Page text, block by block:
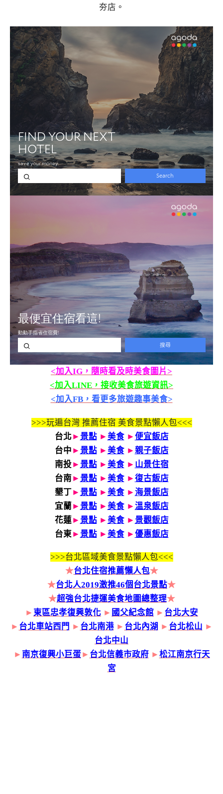
<加入IG，隨時看及時美食圖片>
<加入LINE，接收美食旅遊資訊>
<加入FB，看更多旅遊趣事美食>
>>>玩遍台灣 推薦住宿 美食景點懶人包<<<
台北 ► 景點 ► 美食► 便宜飯店
台中 ► 景點 ► 美食► 親子飯店
南投► 景點 ► 美食► 山景住宿
台南► 景點 ► 美食► 復古飯店
墾丁► 景點 ► 美食► 海景飯店
宜蘭 ► 景點 ► 美食► 溫泉飯店
花蓮► 景點 ► 美食► 景觀飯店
台東► 景點 ► 美食► 優惠飯店
>>>台北區域美食景點懶人包<<<
★台北住宿推薦懶人包★
★台北人2019激推46個台北景點★
★超強台北捷運美食地圖總整理★
► 東區忠孝復興敦化 ► 國父紀念館 ► 台北大安
► 台北車站西門 ► 台北南港 ► 台北內湖 ► 台北松山 ►
台北中山
► 南京復興小巨蛋► 台北信義市政府► 松江南京行天
宮